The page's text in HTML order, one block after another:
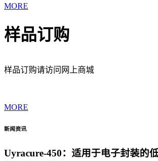
MORE
样品订购
样品订购请访问网上商城
MORE
新闻资讯
Uyracure-450：适用于电子封装的